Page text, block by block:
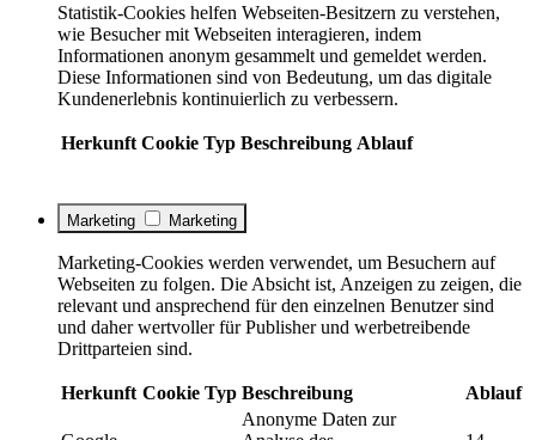
Statistik-Cookies helfen Webseiten-Besitzern zu verstehen,
wie Besucher mit Webseiten interagieren, indem
Informationen anonym gesammelt und gemeldet werden.
Diese Informationen sind von Bedeutung, um das digitale
Kundenerlebnis kontinuierlich zu verbessern.
Herkunft Cookie Typ Beschreibung Ablauf
Marketing Marketing
Marketing-Cookies werden verwendet, um Besuchern auf
Webseiten zu folgen. Die Absicht ist, Anzeigen zu zeigen, die
relevant und ansprechend für den einzelnen Benutzer sind
und daher wertvoller für Publisher und werbetreibende
Drittparteien sind.
Herkunft Cookie Typ Beschreibung Ablauf
Anonyme Daten zur